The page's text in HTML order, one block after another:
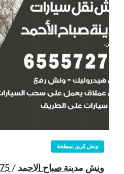
ونش كرين سطحة